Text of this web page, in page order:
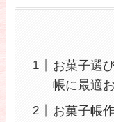
お菓子選
帳に最適
お菓子帳